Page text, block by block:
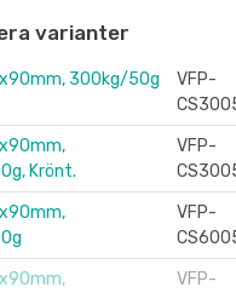
varianter
300kg/50g
VFP-
Krönt.
VFP-
VFP-
VFP-